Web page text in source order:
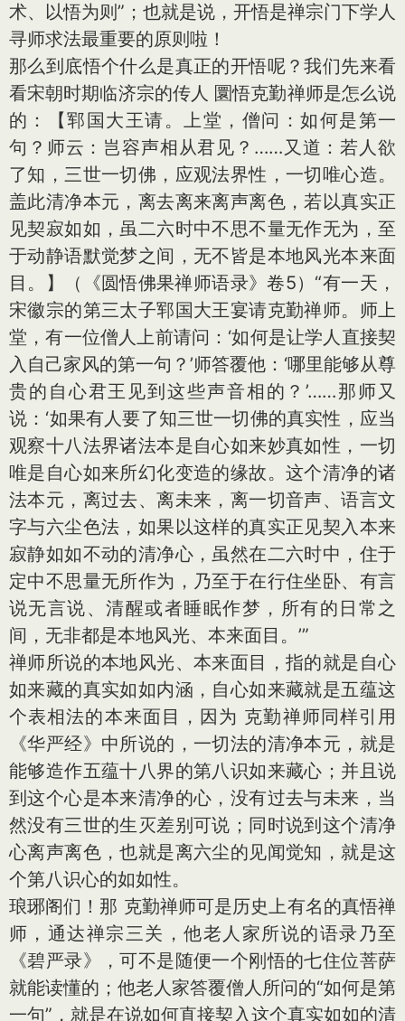
术、以悟为则”；也就是说，开悟是禅宗门下学人
寻师求法最重要的原则啦！
那么到底悟个什么是真正的开悟呢？我们先来看
看宋朝时期临济宗的传人 圜悟克勤禅师是怎么说
的：【郓国大王请。上堂，僧问：如何是第一
句？师云：岂容声相从君见？……又道：若人欲
了知，三世一切佛，应观法界性，一切唯心造。
盖此清净本元，离去离来离声离色，若以真实正
见契寂如如，虽二六时中不思不量无作无为，至
于动静语默觉梦之间，无不皆是本地风光本来面
目。】（《圆悟佛果禅师语录》卷5）“有一天，
宋徽宗的第三太子郓国大王宴请克勤禅师。师上
堂，有一位僧人上前请问：‘如何是让学人直接契
入自己家风的第一句？’师答覆他：‘哪里能够从尊
贵的自心君王见到这些声音相的？’……那师又
说：‘如果有人要了知三世一切佛的真实性，应当
观察十八法界诸法本是自心如来妙真如性，一切
唯是自心如来所幻化变造的缘故。这个清净的诸
法本元，离过去、离未来，离一切音声、语言文
字与六尘色法，如果以这样的真实正见契入本来
寂静如如不动的清净心，虽然在二六时中，住于
定中不思量无所作为，乃至于在行住坐卧、有言
说无言说、清醒或者睡眠作梦，所有的日常之
间，无非都是本地风光、本来面目。’”
禅师所说的本地风光、本来面目，指的就是自心
如来藏的真实如如内涵，自心如来藏就是五蕴这
个表相法的本来面目，因为 克勤禅师同样引用
《华严经》中所说的，一切法的清净本元，就是
能够造作五蕴十八界的第八识如来藏心；并且说
到这个心是本来清净的心，没有过去与未来，当
然没有三世的生灭差别可说；同时说到这个清净
心离声离色，也就是离六尘的见闻觉知，就是这
个第八识心的如如性。
琅琊阁们！那 克勤禅师可是历史上有名的真悟禅
师，通达禅宗三关，他老人家所说的语录乃至
《碧严录》，可不是随便一个刚悟的七住位菩萨
就能读懂的；他老人家答覆僧人所问的“如何是第
一句”，就是在说如何直接契入这个真实如如的清